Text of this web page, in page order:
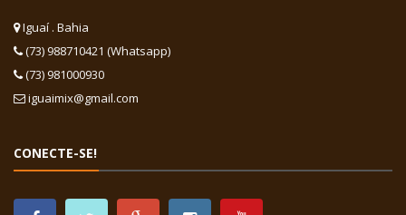
Iguaí . Bahia
(73) 988710421 (Whatsapp)
(73) 981000930
iguaimix@gmail.com
CONECTE-SE!